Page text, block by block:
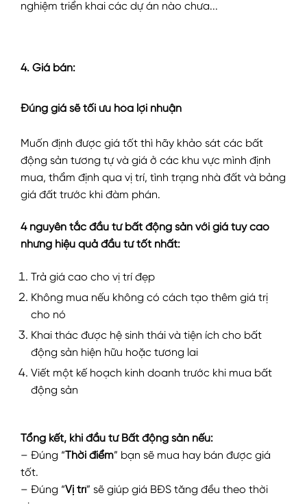
nghiệm triển khai các dự án nào chưa...
4. Giá bán:
Đúng giá sẽ tối ưu hóa lợi nhuận
Muốn định được giá tốt thì hãy khảo sát các bất
động sản tương tự và giá ở các khu vực mình định
mua, thẩm định qua vị trí, tình trạng nhà đất và bảng
giá đất trước khi đàm phán.
4 nguyên tắc đầu tư bất động sản với giá tuy cao
nhưng hiệu quả đầu tư tốt nhất:
Trả giá cao cho vị trí đẹp
Không mua nếu không có cách tạo thêm giá trị
cho nó
Khai thác được hệ sinh thái và tiện ích cho bất
động sản hiện hữu hoặc tương lai
Viết một kế hoạch kinh doanh trước khi mua bất
động sản
Tổng kết, khi đầu tư Bất động sản nếu:
– Đúng “ Thời điểm” bạn sẽ mua hay bán được giá
tốt.
– Đúng “Vị trí” sẽ giúp giá BĐS tăng đều theo thời